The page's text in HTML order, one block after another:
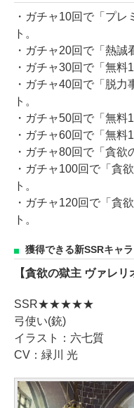
・ガチャ10回で「プ
ト。
・ガチャ20回で「熱誠
・ガチャ30回で「無料
・ガチャ40回で「脱
ト。
・ガチャ50回で「無料
・ガチャ60回で「無料
・ガチャ80回で「貪欲
・ガチャ100回で「貪
ト。
・ガチャ120回で「貪
ト。
獲得できる新SSRキャ
【貪欲の獄主 ヴァレリ
SSR★★★★★
弓使い(銃)
イラスト：六七質
CV：緑川 光